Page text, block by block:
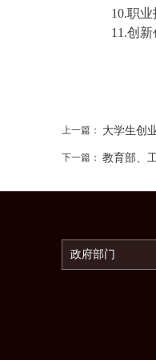
10.职
11.创
上一篇： 大学生创
下一篇： 教育部、